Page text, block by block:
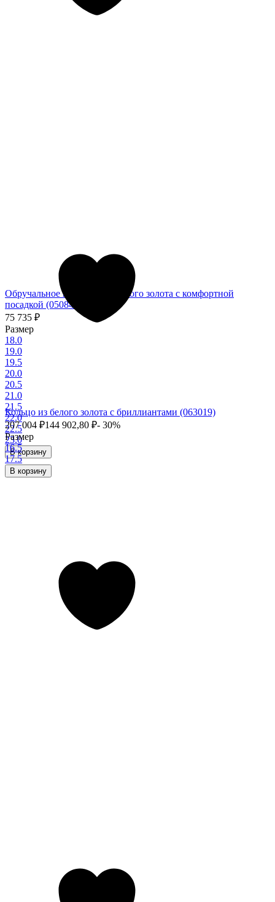
Обручальное кольцо из красного золота с комфортной
посадкой (050841)
75 735 ₽
Размер
18.0
19.0
19.5
20.0
20.5
21.0
21.5
22.0
22.5
23.0
В корзину
Кольцо из белого золота с бриллиантами (063019)
207 004 ₽144 902,80 ₽- 30%
Размер
16.5
17.5
В корзину